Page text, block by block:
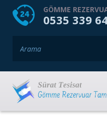
HOME HAKKIMIZDA
GÖMME
0535 339